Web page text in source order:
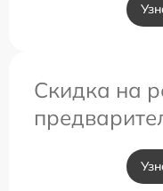
Скидка на